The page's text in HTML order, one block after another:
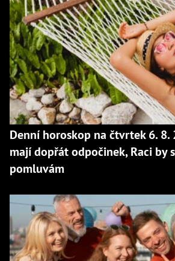
Denní horoskop na čtvrtek 6. 8.
mají dopřát odpočinek, Raci by
pomluvám